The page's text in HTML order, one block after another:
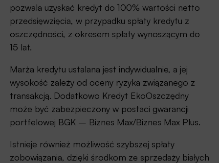
pozwala uzyskać kredyt do 100% wartości netto
przedsięwzięcia, w przypadku spłaty kredytu z
oszczędności, z okresem spłaty wynoszącym do
15 lat.
Marża kredytu ustalana jest indywidualnie, a jej
wysokość zależy od oceny ryzyka związanego z
transakcją. Dodatkowo Kredyt EkoOszczędny
może być zabezpieczony w postaci gwarancji
portfelowej BGK – Biznes Max/Biznes Max Plus.
Istnieje również możliwość szybszej spłaty
zobowiązania, dzięki środkom ze sprzedaży białych